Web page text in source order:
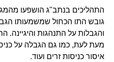
התהליכים בנתב"ג הושפעו
גובש התו הכחול שמשמעותו
והגבלות על התנהגות והיגיינה.
מעת לעת, כמו גם הגבלה על כניסה
איסור כניסות זרים ועוד.